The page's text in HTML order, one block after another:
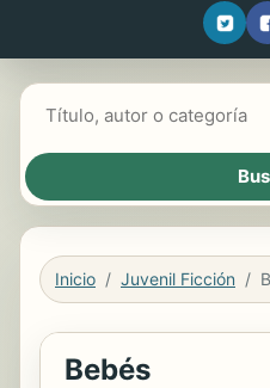
Inicio Juvenil Ficción
Bebés